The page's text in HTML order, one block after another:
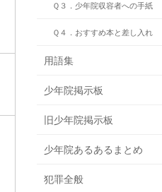
Ｑ３．少年院収容者への手紙
Ｑ４．おすすめ本と差し入れ
用語集
少年院掲示板
旧少年院掲示板
少年院あるあるまとめ
犯罪全般